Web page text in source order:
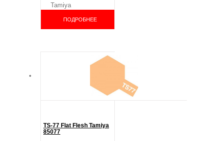
Tamiya
ПОДРОБНЕЕ
TS-77 Flat Flesh Tamiya
85077